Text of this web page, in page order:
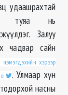
удаашрахтай
туяа нь
Залуу
чадвар сайн
нэмэгдэхийн хэрээр
. Улмаар хүн
насны